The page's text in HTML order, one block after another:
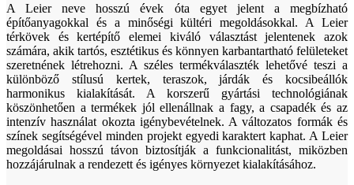
A Leier neve hosszú évek óta egyet jelent a megbízható
építőanyagokkal és a minőségi kültéri megoldásokkal. A Leier
térkövek és kertépítő elemei kiváló választást jelentenek azok
számára, akik tartós, esztétikus és könnyen karbantartható felületeket
szeretnének létrehozni. A széles termékválaszték lehetővé teszi a
különböző stílusú kertek, teraszok, járdák és kocsibeállók
harmonikus kialakítását. A korszerű gyártási technológiának
köszönhetően a termékek jól ellenállnak a fagy, a csapadék és az
intenzív használat okozta igénybevételnek. A változatos formák és
színek segítségével minden projekt egyedi karaktert kaphat. A Leier
megoldásai hosszú távon biztosítják a funkcionalitást, miközben
hozzájárulnak a rendezett és igényes környezet kialakításához.